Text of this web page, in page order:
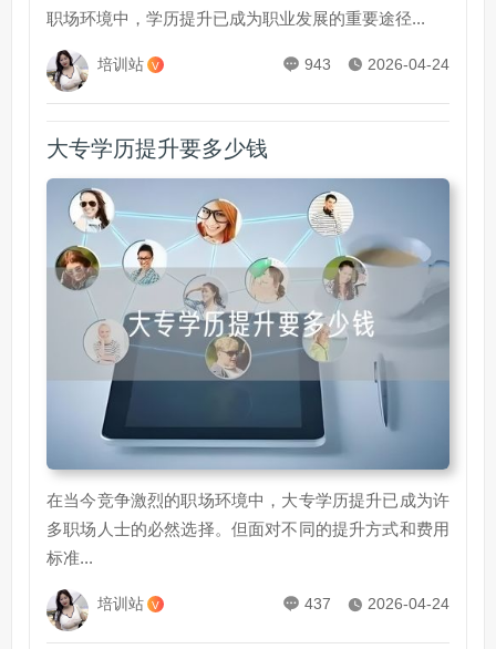
职场环境中，学历提升已成为职业发展的重要途径...
培训站 V 2026-04-24
943
大专学历提升要多少钱
在当今竞争激烈的职场环境中，大专学历提升已成为许
多职场人士的必然选择。但面对不同的提升方式和费用
标准...
培训站 V 2026-04-24
437